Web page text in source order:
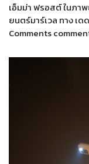
เอ็มม่า ฟรอสต์ ในภา
ยนตร์มาร์เวล ทาง เ
Comments